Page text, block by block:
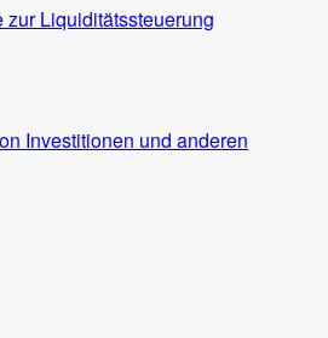
Liquiditätssteuerung
Investitionen und anderen